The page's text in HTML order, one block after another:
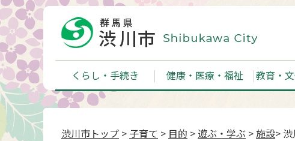
くらし・手続き 健康・医療・福祉 教育・
渋川市トップ > 子育て > 目的 > 遊ぶ・学ぶ >施設>